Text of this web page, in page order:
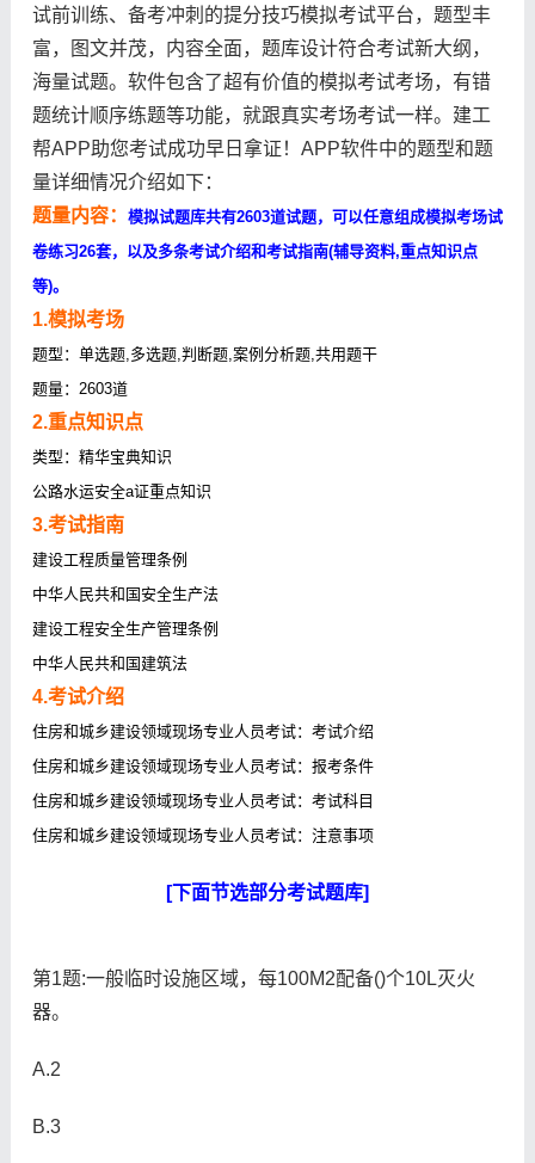
试前训练、备考冲刺的提分技巧模拟考试平台，题型丰
富，图文并茂，内容全面，题库设计符合考试新大纲，
海量试题。软件包含了超有价值的模拟考试考场，有错
题统计顺序练题等功能，就跟真实考场考试一样。建工
帮APP助您考试成功早日拿证！APP软件中的题型和题
量详细情况介绍如下：
题量内容： 模拟试题库共有2603道试题，可以任意组成模拟考场试
卷练习26套，以及多条考试介绍和考试指南(辅导资料,重点知识点
等)。
1.模拟考场
题型：单选题,多选题,判断题,案例分析题,共用题干
题量：2603道
2.重点知识点
类型：精华宝典知识
公路水运安全a证重点知识
3.考试指南
建设工程质量管理条例
中华人民共和国安全生产法
建设工程安全生产管理条例
中华人民共和国建筑法
4.考试介绍
住房和城乡建设领域现场专业人员考试：考试介绍
住房和城乡建设领域现场专业人员考试：报考条件
住房和城乡建设领域现场专业人员考试：考试科目
住房和城乡建设领域现场专业人员考试：注意事项
[下面节选部分考试题库]
第1题:一般临时设施区域，每100M2配备()个10L灭火
器。
A.2
B.3